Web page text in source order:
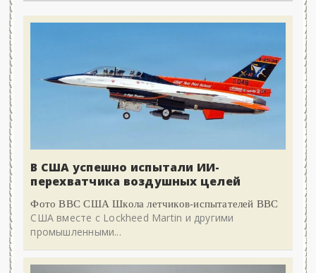
В США успешно испытали ИИ-
перехватчика воздушных целей
Фото ВВС США Школа летчиков-испытателей ВВС
США вместе с Lockheed Martin и другими
промышленными...